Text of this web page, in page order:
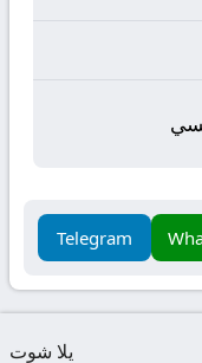
Telegram
يلا شوت